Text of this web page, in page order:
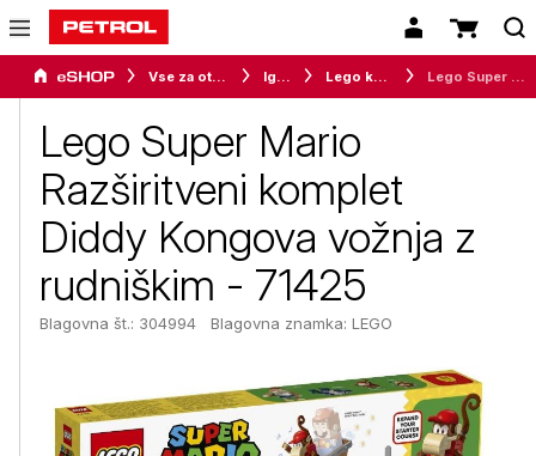
Vse za otroke Igrače Lego kocke
Lego Super Mario
Razširitveni komplet
Diddy Kongova vožnja z
rudniškim - 71425
Blagovna št.: 304994 Blagovna znamka: LEGO